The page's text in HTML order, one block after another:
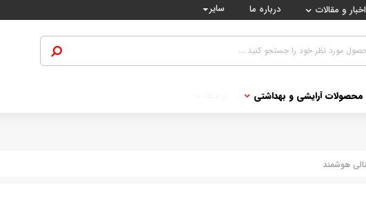
اخبار و مقالات درباره ما سایر
محصولات آرایشی و بهداشتی